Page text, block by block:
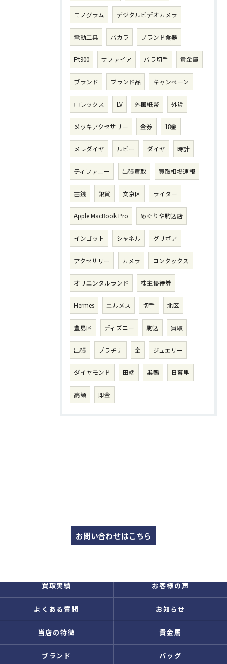
モノグラム デジタルビデオカメラ
電動工具 バカラ ブランド食器
Pt900 サファイア バラ切手 貴金属
ブランド ブランド品 キャンペーン
ロレックス LV 外国紙幣 外貨
メッキアクセサリー 金券 18金
メレダイヤ ルビー ダイヤ 時計
ティファニー 出張買取 買取相場速報
古銭 銀貨 文京区 ライター
Apple MacBook Pro めぐりや駒込店
インゴット シャネル グリポア
アクセサリー カメラ コンタックス
オリエンタルランド 株主優待券
Hermes エルメス 切手 北区
豊島区 ディズニー 駒込 買取
出張 プラチナ 金 ジュエリー
ダイヤモンド 田端 巣鴨 日暮里
高額 即金
お問い合わせはこちら
買取実績 お客様の声
よくある質問 お知らせ
当店の特徴 貴金属
ブランド バッグ